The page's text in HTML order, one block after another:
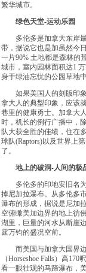
繁华城市。
绿色天堂-运动乐园
多伦多是加拿大东岸最
带，据说它也是加虽然今
一片90% 土地都是森林的
城市，室内园林面积达1
身于绿油忘忧的公园草地
如果美国人的刻版印象
拿大人的典型印象，应该
巷里的健康勇士。加拿大
时，机长的例行广播中，
队大获全胜的佳绩，住在
球队(Raptors)以及世界上
了。
地上的破洞-人间的极
多伦多的印地安旧名为
掉尼加拉瀑布。从多伦多
瀑布的形成，据说是尼加
空俯瞰美加边界的地上彷
湖里，巨量的河水从断崖
霆万钧的盛况空前。
而美国与加拿大国界边
（Horseshoe Falls）高
看一眼壮观的马蹄瀑布，